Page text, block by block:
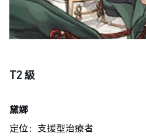
T2 級
黛娜
定位：支援型治療者